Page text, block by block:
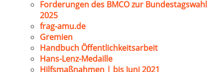
Forderungen des BMCO zur Bundestagswahl
2025
frag-amu.de
Gremien
Handbuch Öffentlichkeitsarbeit
Hans-Lenz-Medaille
Hilfsmaßnahmen | bis Juni 2021